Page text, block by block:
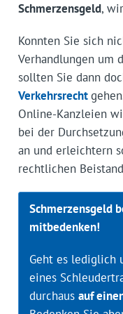
Schmerzensgeld,
Konnten Sie sich
Verhandlungen um
sollten Sie dann
Verkehrsrecht
Online-Kanzleien
bei der
an und erleichtern
rechtlichen
Schmerzensgeld
mitbedenken!
Geht es lediglich
eines
durchaus auf